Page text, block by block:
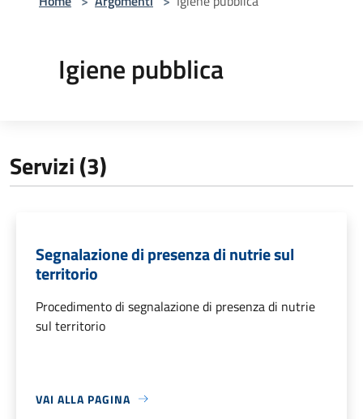
Igiene pubblica
Servizi (3)
Segnalazione di presenza di nutrie sul
territorio
Procedimento di segnalazione di presenza di nutrie
sul territorio
VAI ALLA PAGINA